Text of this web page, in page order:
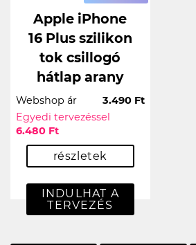
Apple iPhone
16 Plus szilikon
tok csillogó
hátlap arany
Webshop ár
3.490 Ft
Egyedi tervezéssel
6.480 Ft
részletek
INDULHAT A
TERVEZÉS